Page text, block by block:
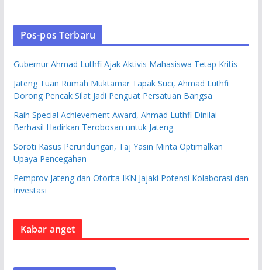
Pos-pos Terbaru
Gubernur Ahmad Luthfi Ajak Aktivis Mahasiswa Tetap Kritis
Jateng Tuan Rumah Muktamar Tapak Suci, Ahmad Luthfi
Dorong Pencak Silat Jadi Penguat Persatuan Bangsa
Raih Special Achievement Award, Ahmad Luthfi Dinilai
Berhasil Hadirkan Terobosan untuk Jateng
Soroti Kasus Perundungan, Taj Yasin Minta Optimalkan
Upaya Pencegahan
Pemprov Jateng dan Otorita IKN Jajaki Potensi Kolaborasi dan
Investasi
Kabar anget